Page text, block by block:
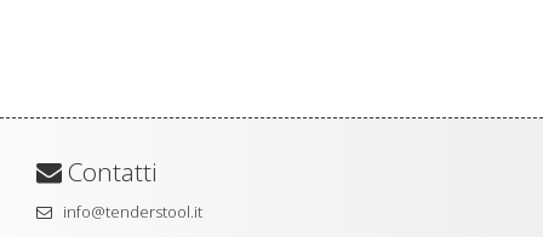
Contatti
info@tenderstool.it